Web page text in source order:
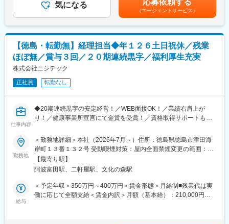
す。
変更の範囲：会社の定める業務
メンテナンスまで一貫して行っております。
今回募集する施工管理職は、工程/品質/安全管理など、機器設置工
■業務詳細
・取引先と工事日程や工程について打ち合わせ
・設計／施工図面の作成（社内の技術者と相談のうえ進めま
す。）
・協力会社の手配
・工事の工程、品質の管理
・定期的なメンテナンス対応
・必要書類の作成
■導入実績
た事のある施設を担当しております。（官公庁の案件も多数！）
■非常用発電機とは
例えば災害時などに、病院で停電が発生すると…
す。当社の扱う非常用発電機は、そうした緊急時にすぐに電力を
供給し、人々の安心と命を支えています。
者1万円、子一人5千円・資格手当：最大2万円賃金はあくまでも
目安の金額であり、選考を通じて上下する可能性があります。月
給(月額)は固定手当を含めた表記です。
気になる
（エージェントサービス）
【徳島・転勤無】経理担当◆年１２６土日祝休／残業
ほぼ無／賞与３回／２０期連続黒字／福利厚生充実
株式会社ニシテック
正社員 転勤なし
仕事内容
◆20期連続黒字の安定経営！／WEB面接OK！／業績右肩上が
り！／健康事業所宣言にて金賞を受賞！／資格取得サポートも充
＼この求人のポイント／
◎ワークライフバランスを重視した柔軟な社風
◎完全週休2日制（土日祝／年休126日）
◎残業時間ほぼ無し
◎リフレッシュ旅行制度有り（毎年プライベートで使える旅費5万
円を支給！）
勤務地
＜勤務地詳細＞本社（2026年7月～）住所：徳島県徳島市津田海
岸町１３番１３２号 受動喫煙対策：屋内全面禁煙変更の範囲：会
社の定める事業所
【最寄り駅】
阿波富田駅、二軒屋駅、文化の森駅
給与
＜予定年収＞350万円～400万円＜賃金形態＞月給制■残業代は実
働に応じて全額支給＜賃金内訳＞月額（基本給）：210,000円～